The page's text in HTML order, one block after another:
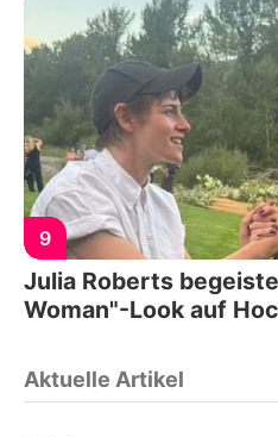
9
Julia Roberts
Woman"-Look auf
Aktuelle Artikel